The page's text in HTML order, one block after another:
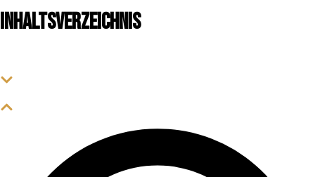
Inhaltsverzeichnis